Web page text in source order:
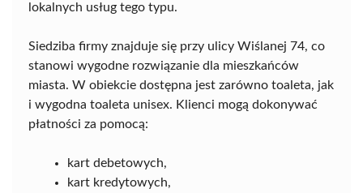
lokalnych usług tego typu.
Siedziba firmy znajduje się przy ulicy Wiślanej 74, co
stanowi wygodne rozwiązanie dla mieszkańców
miasta. W obiekcie dostępna jest zarówno toaleta, jak
i wygodna toaleta unisex. Klienci mogą dokonywać
płatności za pomocą:
kart debetowych,
kart kredytowych,